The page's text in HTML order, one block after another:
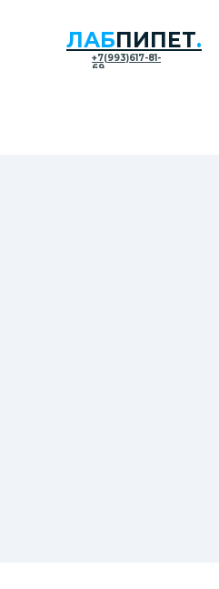
ЛАБПИПЕТ.
+7(993)617-81-
69